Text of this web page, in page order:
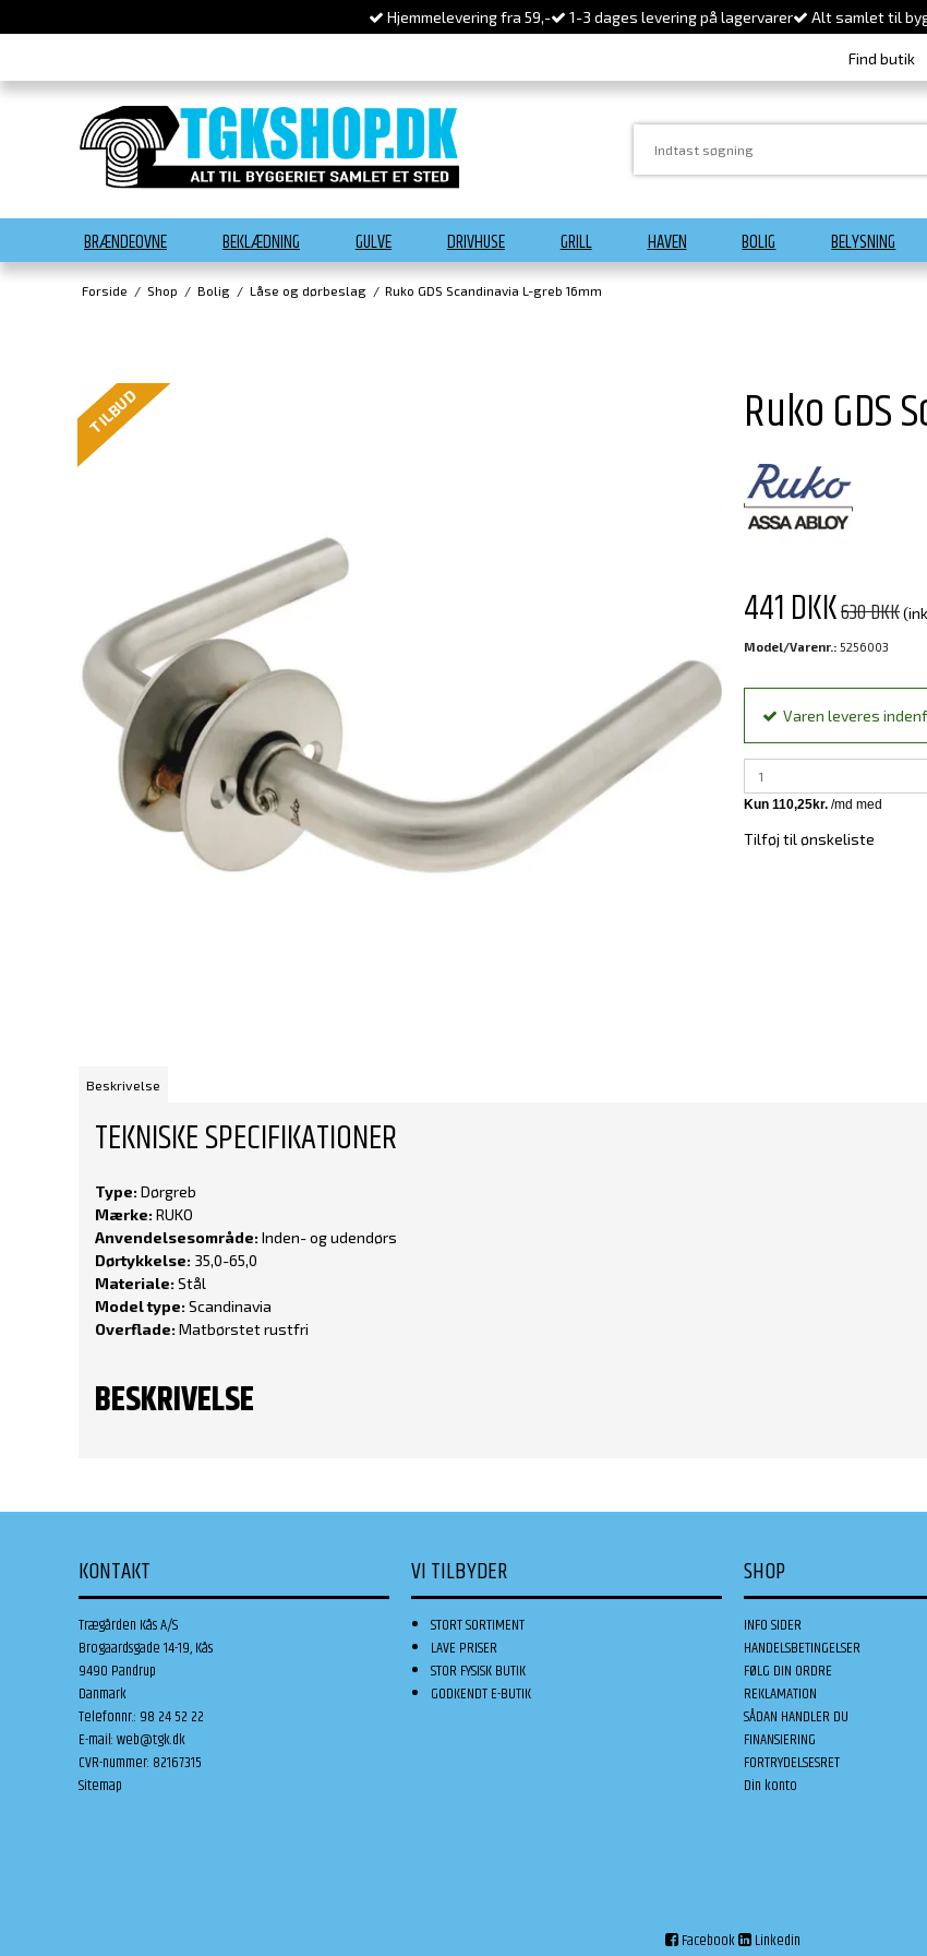
Hjemmelevering fra 59,- 1-3 dages levering på lagervarer Alt samlet til
Find butik
BRÆNDEOVNE BEKLÆDNING GULVE DRIVHUSE GRILL HAVEN BOLIG BELYSNING
Forside / Shop / Bolig / Låse og dørbeslag / Ruko GDS Scandinavia L-greb 16mm
TILBUD Ruko GDS
441 DKK630 DKK
Model/Varenr.: 5256003
Varen leveres
Tilføj til ønskeliste
Beskrivelse
TEKNISKE SPECIFIKATIONER
Type: Dørgreb
Mærke: RUKO
Anvendelsesområde: Inden- og udendørs
Dørtykkelse: 35,0-65,0
Materiale: Stål
Model type: Scandinavia
Overflade: Matbørstet rustfri
BESKRIVELSE
KONTAKT
Trægården Kås A/S
Brogaardsgade 14-19, Kås
9490 Pandrup
Danmark
Telefonnr.: 98 24 52 22
E-mail:web@tgk.dk
CVR-nummer: 82167315
Sitemap
VI TILBYDER
STORT SORTIMENT
LAVE PRISER
STOR FYSISK BUTIK
GODKENDT E-BUTIK
SHOP
INFO SIDER
HANDELSBETINGELSER
FØLG DIN ORDRE
REKLAMATION
SÅDAN HANDLER DU
FINANSIERING
FORTRYDELSESRET
Din konto
Facebook Linkedin